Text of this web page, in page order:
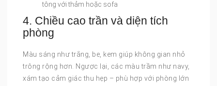
tông với thảm hoặc sofa
4. Chiều cao trần và diện tích
phòng
Màu sáng như trắng, be, kem giúp không gian nhỏ
trông rộng hơn. Ngược lại, các màu trầm như navy,
xám tạo cảm giác thu hẹp – phù hợp với phòng lớn